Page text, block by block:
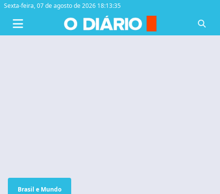
Sexta-feira,07 de agosto de 2026 18:13:36
Brasil e Mundo